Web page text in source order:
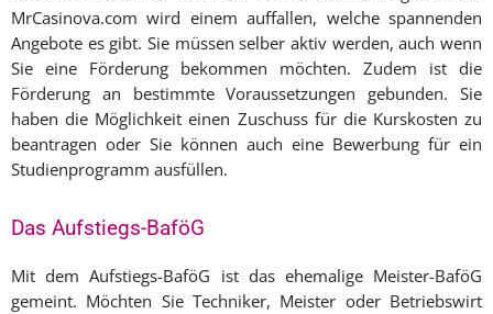
MrCasinova.com wird einem auffallen, welche spannenden
Angebote es gibt. Sie müssen selber aktiv werden, auch wenn
Sie eine Förderung bekommen möchten. Zudem ist die
Förderung an bestimmte Voraussetzungen gebunden. Sie
haben die Möglichkeit einen Zuschuss für die Kurskosten zu
beantragen oder Sie können auch eine Bewerbung für ein
Studienprogramm ausfüllen.
Das Aufstiegs-BaföG
Mit dem Aufstiegs-BaföG ist das ehemalige Meister-BaföG
gemeint. Möchten Sie Techniker, Meister oder Betriebswirt